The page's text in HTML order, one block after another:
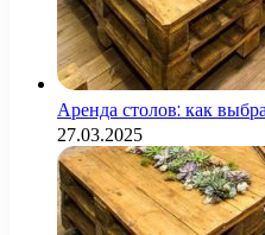
Аренда столов: как
27.03.2025